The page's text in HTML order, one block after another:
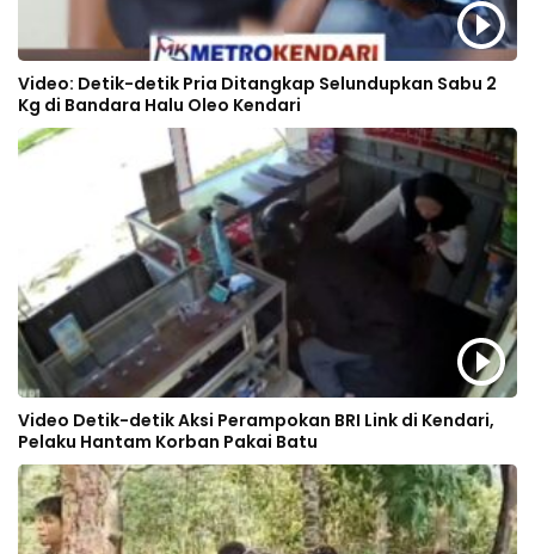
Video: Detik-detik Pria Ditangkap Selundupkan Sabu 2
Kg di Bandara Halu Oleo Kendari
Video Detik-detik Aksi Perampokan BRI Link di Kendari,
Pelaku Hantam Korban Pakai Batu